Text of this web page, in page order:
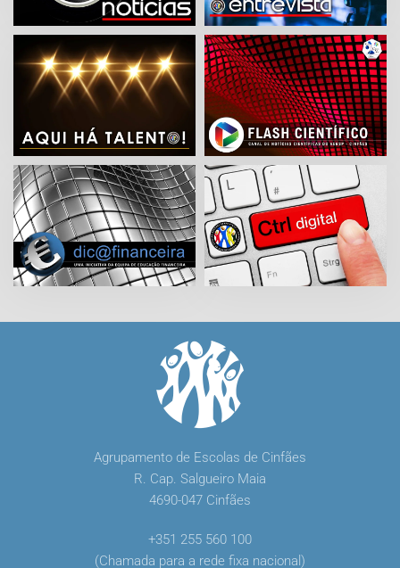
Agrupamento de Escolas de Cinfães
R. Cap. Salgueiro Maia
4690-047 Cinfães
+351 255 560 100
(Chamada para a rede fixa nacional)